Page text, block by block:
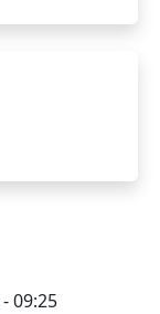
09:25